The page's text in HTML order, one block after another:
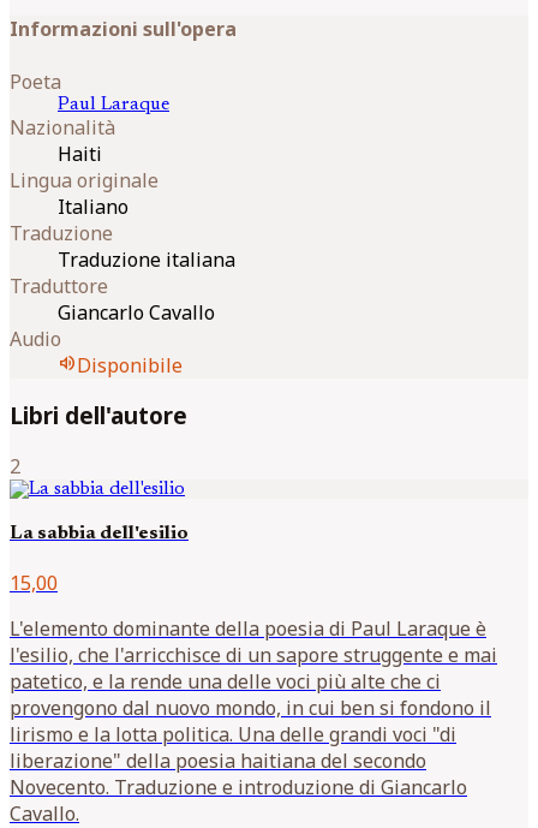
Informazioni sull'opera
Poeta
Paul Laraque
Nazionalità
Haiti
Lingua originale
Italiano
Traduzione
Traduzione italiana
Traduttore
Giancarlo Cavallo
Audio
volume_upDisponibile
Libri dell'autore
2
La sabbia dell'esilio
15,00
L'elemento dominante della poesia di Paul Laraque è
l'esilio, che l'arricchisce di un sapore struggente e mai
patetico, e la rende una delle voci più alte che ci
provengono dal nuovo mondo, in cui ben si fondono il
lirismo e la lotta politica. Una delle grandi voci "di
liberazione" della poesia haitiana del secondo
Novecento. Traduzione e introduzione di Giancarlo
Cavallo.